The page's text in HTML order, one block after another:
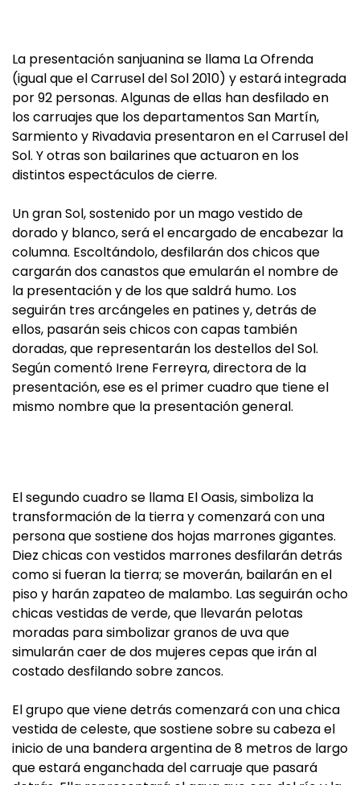
La presentación sanjuanina se llama La Ofrenda
(igual que el Carrusel del Sol 2010) y estará integrada
por 92 personas. Algunas de ellas han desfilado en
los carruajes que los departamentos San Martín,
Sarmiento y Rivadavia presentaron en el Carrusel del
Sol. Y otras son bailarines que actuaron en los
distintos espectáculos de cierre.
Un gran Sol, sostenido por un mago vestido de
dorado y blanco, será el encargado de encabezar la
columna. Escoltándolo, desfilarán dos chicos que
cargarán dos canastos que emularán el nombre de
la presentación y de los que saldrá humo. Los
seguirán tres arcángeles en patines y, detrás de
ellos, pasarán seis chicos con capas también
doradas, que representarán los destellos del Sol.
Según comentó Irene Ferreyra, directora de la
presentación, ese es el primer cuadro que tiene el
mismo nombre que la presentación general.
El segundo cuadro se llama El Oasis, simboliza la
transformación de la tierra y comenzará con una
persona que sostiene dos hojas marrones gigantes.
Diez chicas con vestidos marrones desfilarán detrás
como si fueran la tierra; se moverán, bailarán en el
piso y harán zapateo de malambo. Las seguirán ocho
chicas vestidas de verde, que llevarán pelotas
moradas para simbolizar granos de uva que
simularán caer de dos mujeres cepas que irán al
costado desfilando sobre zancos.
El grupo que viene detrás comenzará con una chica
vestida de celeste, que sostiene sobre su cabeza el
inicio de una bandera argentina de 8 metros de largo
que estará enganchada del carruaje que pasará